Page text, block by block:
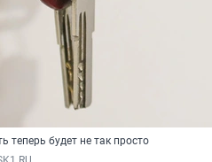
теперь будет не так просто